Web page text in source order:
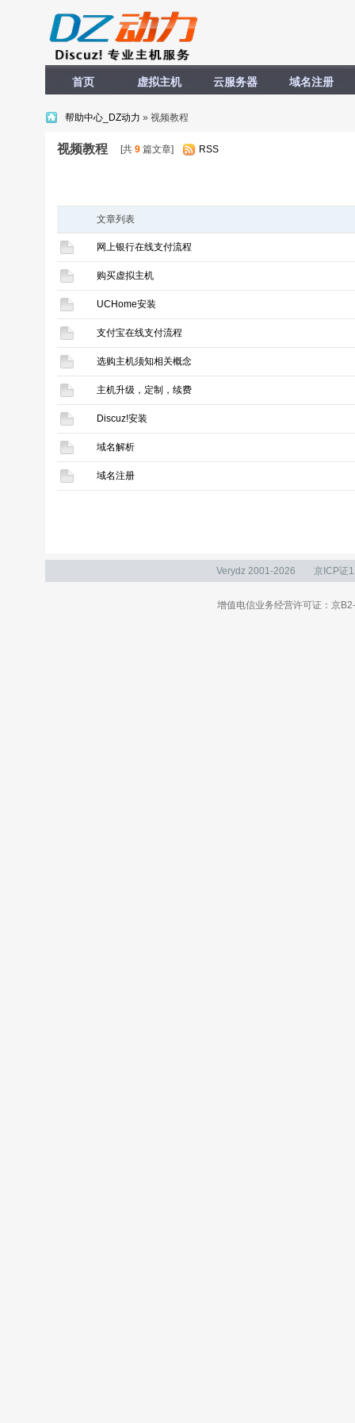
首页 虚拟主机 云服务器 域名注册
帮助中心_DZ动力 » 视频教程
视频教程 [共 9 篇文章] RSS
文章列表
网上银行在线支付流程
购买虚拟主机
UCHome安装
支付宝在线支付流程
选购主机须知相关概念
主机升级，定制，续费
Discuz!安装
域名解析
域名注册
Verydz 2001-2026 京ICP证
增值电信业务经营许可证：京